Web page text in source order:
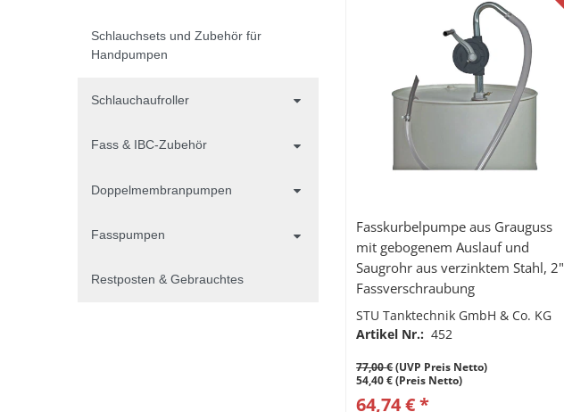
Schlauchsets und Zubehör für
Handpumpen
Schlauchaufroller
Fass & IBC-Zubehör
Doppelmembranpumpen
Fasspumpen
Restposten & Gebrauchtes
Fasskurbelpumpe aus Grauguss
mit gebogenem Auslauf und
Saugrohr aus verzinktem Stahl, 2"
Fassverschraubung
höhenverstellbar, 1m Schlauch mit
Auslauf.
STU Tanktechnik GmbH & Co. KG
Artikel Nr.: 452
77,00 €(UVP Preis Netto)
54,40 € (Preis Netto)
64,74 € *